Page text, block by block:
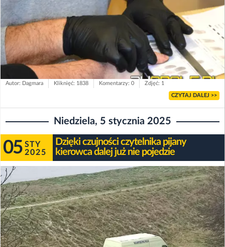
Autor: Dagmara Kliknięć: 1838 Komentarzy: 0 Zdjęć: 1
CZYTAJ DALEJ >>
Niedziela, 5 stycznia 2025
05 STY
2025
Dzięki czujności czytelnika pijany
kierowca dalej już nie pojedzie